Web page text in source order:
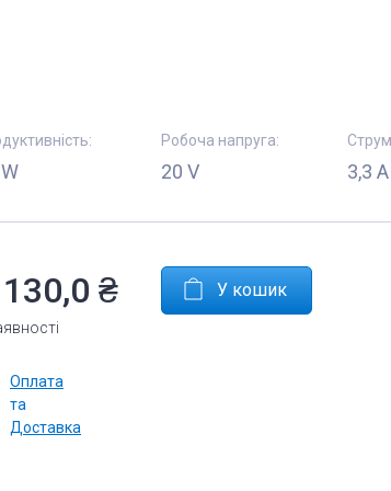
Робоча напруга:
20 V 3,3 А
₴
Оплата
та
Доставка